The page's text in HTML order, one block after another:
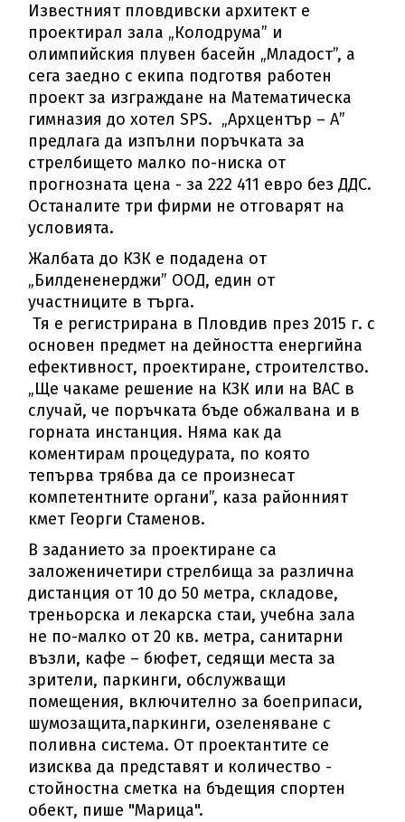
Известният пловдивски архитект е
проектирал зала „Колодрума” и
олимпийския плувен басейн „Младост”, а
сега заедно с екипа подготвя работен
проект за изграждане на Математическа
гимназия до хотел SPS. „Архцентър – А”
предлага да изпълни поръчката за
стрелбището малко по-ниска от
прогнозната цена - за 222 411 евро без ДДС.
Останалите три фирми не отговарят на
условията.
Жалбата до КЗК е подадена от
„Билдененерджи” ООД, един от
участниците в търга.
Тя е регистрирана в Пловдив през 2015 г. с
основен предмет на дейността енергийна
ефективност, проектиране, строителство.
„Ще чакаме решение на КЗК или на ВАС в
случай, че поръчката бъде обжалвана и в
горната инстанция. Няма как да
коментирам процедурата, по която
тепърва трябва да се произнесат
компетентните органи”, каза районният
кмет Георги Стаменов.
В заданието за проектиране са
заложеничетири стрелбища за различна
дистанция от 10 до 50 метра, складове,
треньорска и лекарска стаи, учебна зала
не по-малко от 20 кв. метра, санитарни
възли, кафе – бюфет, седящи места за
зрители, паркинги, обслужващи
помещения, включително за боеприпаси,
шумозащита,паркинги, озеленяване с
поливна система. От проектантите се
изисква да представят и количество -
стойностна сметка на бъдещия спортен
обект, пише "Марица".